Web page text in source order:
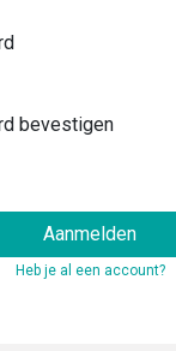
bevestigen
Aanmelden
Heb je al een account?